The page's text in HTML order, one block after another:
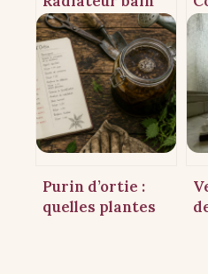
d’huile : pourquoi
une erreur de
puissance fait
exploser votre
facture
Purin d’ortie :
quelles plantes